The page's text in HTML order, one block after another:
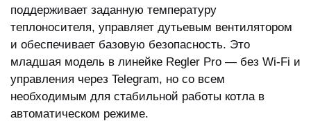
поддерживает заданную температуру
теплоносителя, управляет дутьевым вентилятором
и обеспечивает базовую безопасность. Это
младшая модель в линейке Regler Pro — без Wi-Fi и
управления через Telegram, но со всем
необходимым для стабильной работы котла в
автоматическом режиме.